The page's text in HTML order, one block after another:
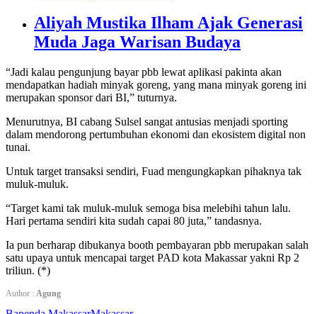
Aliyah Mustika Ilham Ajak Generasi
Muda Jaga Warisan Budaya
“Jadi kalau pengunjung bayar pbb lewat aplikasi pakinta akan
mendapatkan hadiah minyak goreng, yang mana minyak goreng ini
merupakan sponsor dari BI,” tuturnya.
Menurutnya, BI cabang Sulsel sangat antusias menjadi sporting
dalam mendorong pertumbuhan ekonomi dan ekosistem digital non
tunai.
Untuk target transaksi sendiri, Fuad mengungkapkan pihaknya tak
muluk-muluk.
“Target kami tak muluk-muluk semoga bisa melebihi tahun lalu.
Hari pertama sendiri kita sudah capai 80 juta,” tandasnya.
Ia pun berharap dibukanya booth pembayaran pbb merupakan salah
satu upaya untuk mencapai target PAD kota Makassar yakni Rp 2
triliun. (*)
Author : Agung